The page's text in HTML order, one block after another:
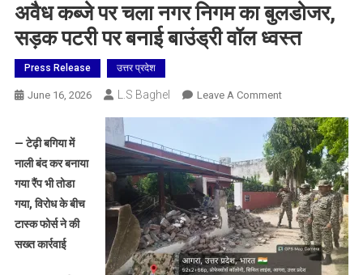
अवैध कब्जे पर चला नगर निगम का बुलडोजर,
सड़क पटरी पर बनाई बाउंड्री वॉल ध्वस्त
Press Release उत्तर प्रदेश
June 16, 2026 L.S Baghel Leave A CommentOn
कब्जे
पर
चला
नगर
निगम
का
बुलडोजर,
— टेढ़ी बगिया में
नाली बंद कर बनाया
गया रैंप भी तोडा
गया, विरोध के बीच
टास्क फोर्स ने की
सख्त कार्रवाई